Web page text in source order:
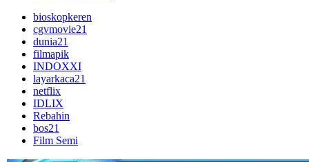
bioskopkeren
cgvmovie21
dunia21
filmapik
INDOXXI
layarkaca21
netflix
IDLIX
Rebahin
bos21
Film Semi